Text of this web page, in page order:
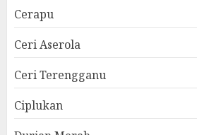
Cerapu
Ceri Aserola
Ceri Terengganu
Ciplukan